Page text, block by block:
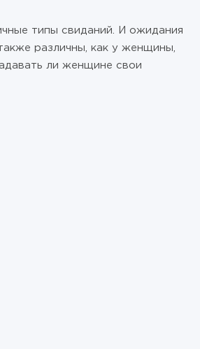
типы свиданий. И ожидания
различны, как у женщины,
ли женщине свои